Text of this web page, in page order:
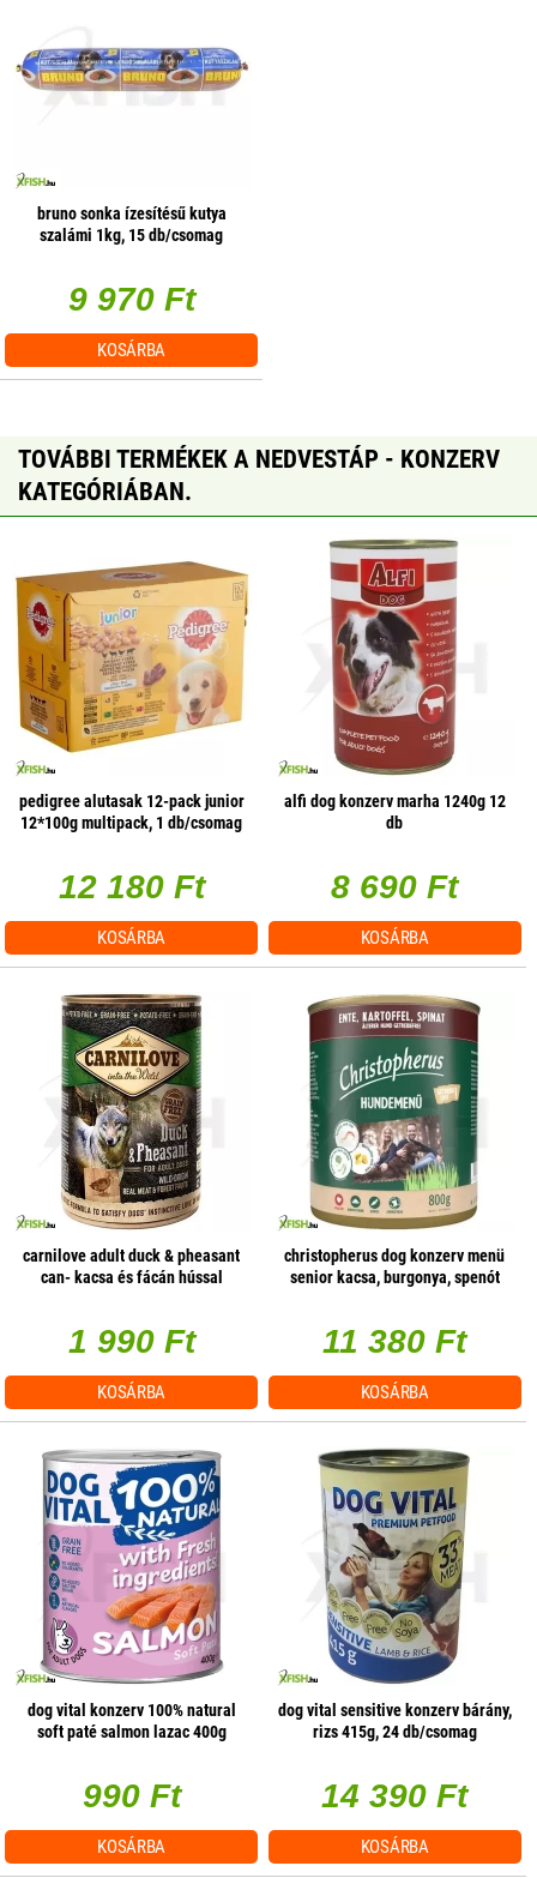
bruno sonka ízesítésű kutya
szalámi 1kg, 15 db/csomag
9 970 Ft
KOSÁRBA
TOVÁBBI TERMÉKEK A NEDVESTÁP - KONZERV
KATEGÓRIÁBAN.
pedigree alutasak 12-pack junior
12*100g multipack, 1 db/csomag
12 180 Ft
KOSÁRBA
alfi dog konzerv marha 1240g 12
db
8 690 Ft
KOSÁRBA
carnilove adult duck & pheasant
can- kacsa és fácán hússal
1 990 Ft
KOSÁRBA
christopherus dog konzerv menü
senior kacsa, burgonya, spenót
11 380 Ft
KOSÁRBA
dog vital konzerv 100% natural
soft paté salmon lazac 400g
990 Ft
KOSÁRBA
dog vital sensitive konzerv bárány,
rizs 415g, 24 db/csomag
14 390 Ft
KOSÁRBA